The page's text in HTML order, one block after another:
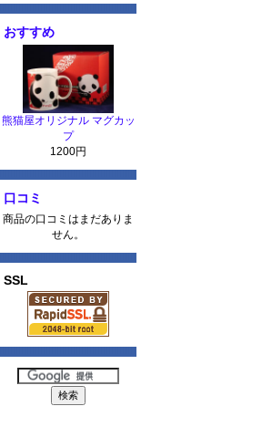
おすすめ
熊猫屋オリジナル マグカッ
プ
1200円
口コミ
商品の口コミはまだありま
せん。
SSL